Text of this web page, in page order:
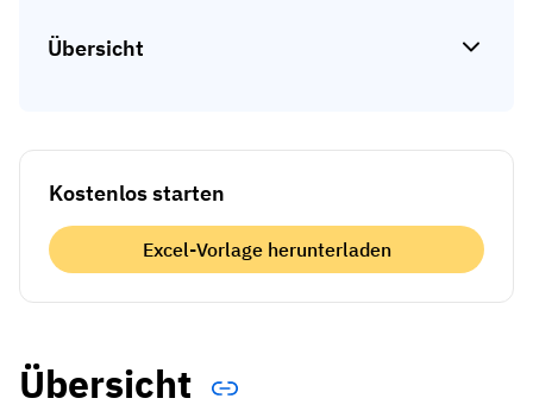
Übersicht
Kostenlos starten
Excel-Vorlage herunterladen
Übersicht